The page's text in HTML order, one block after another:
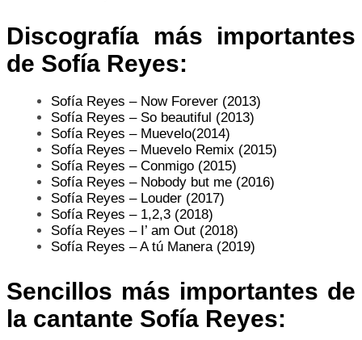
Discografía más importantes
de Sofía Reyes:
Sofía Reyes – Now Forever (2013)
Sofía Reyes – So beautiful (2013)
Sofía Reyes – Muevelo(2014)
Sofía Reyes – Muevelo Remix (2015)
Sofía Reyes – Conmigo (2015)
Sofía Reyes – Nobody but me (2016)
Sofía Reyes – Louder (2017)
Sofía Reyes – 1,2,3 (2018)
Sofía Reyes – I’ am Out (2018)
Sofía Reyes – A tú Manera (2019)
Sencillos más importantes de
la cantante Sofía Reyes: